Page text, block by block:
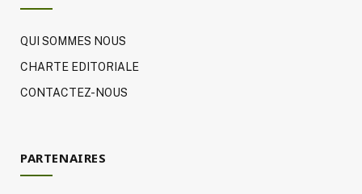
QUI SOMMES NOUS
CHARTE EDITORIALE
CONTACTEZ-NOUS
PARTENAIRES